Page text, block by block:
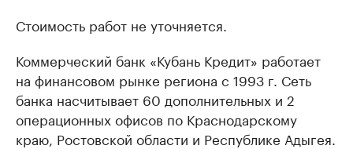
Стоимость работ не уточняется.
Коммерческий банк «Кубань Кредит» работает
на финансовом рынке региона с 1993 г. Сеть
банка насчитывает 60 дополнительных и 2
операционных офисов по Краснодарскому
краю, Ростовской области и Республике Адыгея.